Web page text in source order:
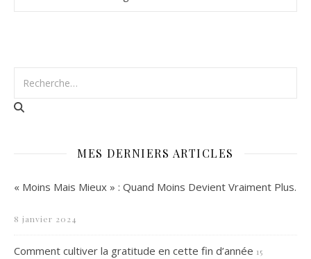
MES DERNIERS ARTICLES
« Moins Mais Mieux » : Quand Moins Devient Vraiment Plus.
8 janvier 2024
Comment cultiver la gratitude en cette fin d’année 15